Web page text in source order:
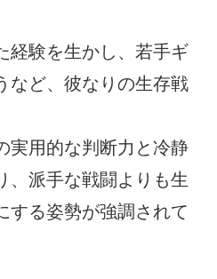
経験を生かし、若手ギ
など、彼なりの生存戦
実用的な判断力と冷静
、派手な戦闘よりも生
する姿勢が強調されて